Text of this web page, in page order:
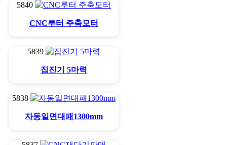
5840
CNC루터 주축모터
5839
집진기 5마력
5838
자동일면대패1300mm